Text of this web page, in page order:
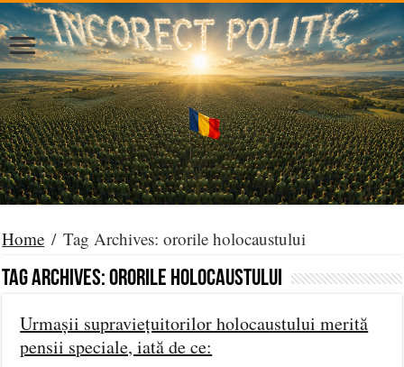
Home / Tag Archives: ororile holocaustului
Tag Archives:ororile holocaustului
Urmașii supraviețuitorilor holocaustului merită
pensii speciale, iată de ce: